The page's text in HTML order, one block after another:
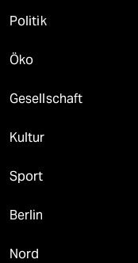
Politik
Öko
Gesellschaft
Kultur
Sport
Berlin
Nord